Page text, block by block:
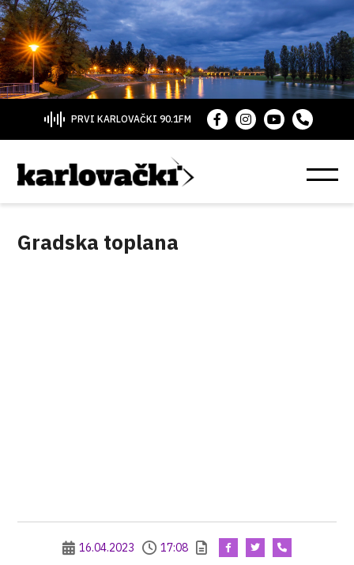
PRVI KARLOVAČKI 90.1FM
Gradska toplana
16.04.2023 17:08